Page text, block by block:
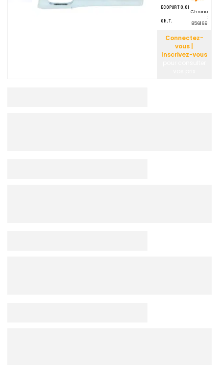
ecopart 0,01
€ H.T.
Chrono
:
856169
Connectez-
vous |
Inscrivez-vous